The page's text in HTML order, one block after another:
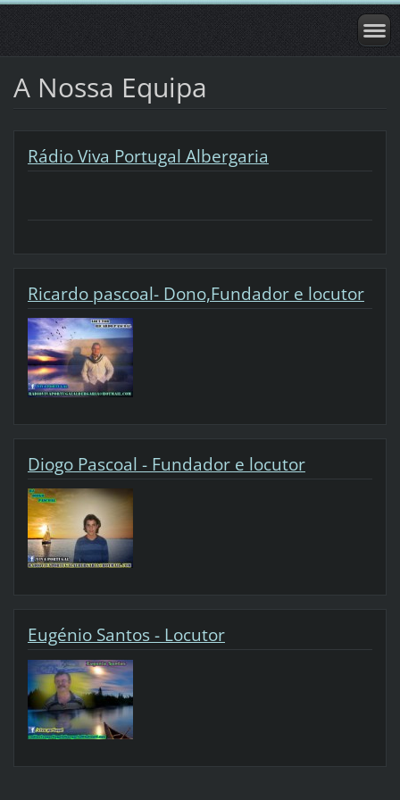
A Nossa Equipa
Rádio Viva Portugal Albergaria
Ricardo pascoal- Dono,Fundador e locutor
Diogo Pascoal - Fundador e locutor
Eugénio Santos - Locutor